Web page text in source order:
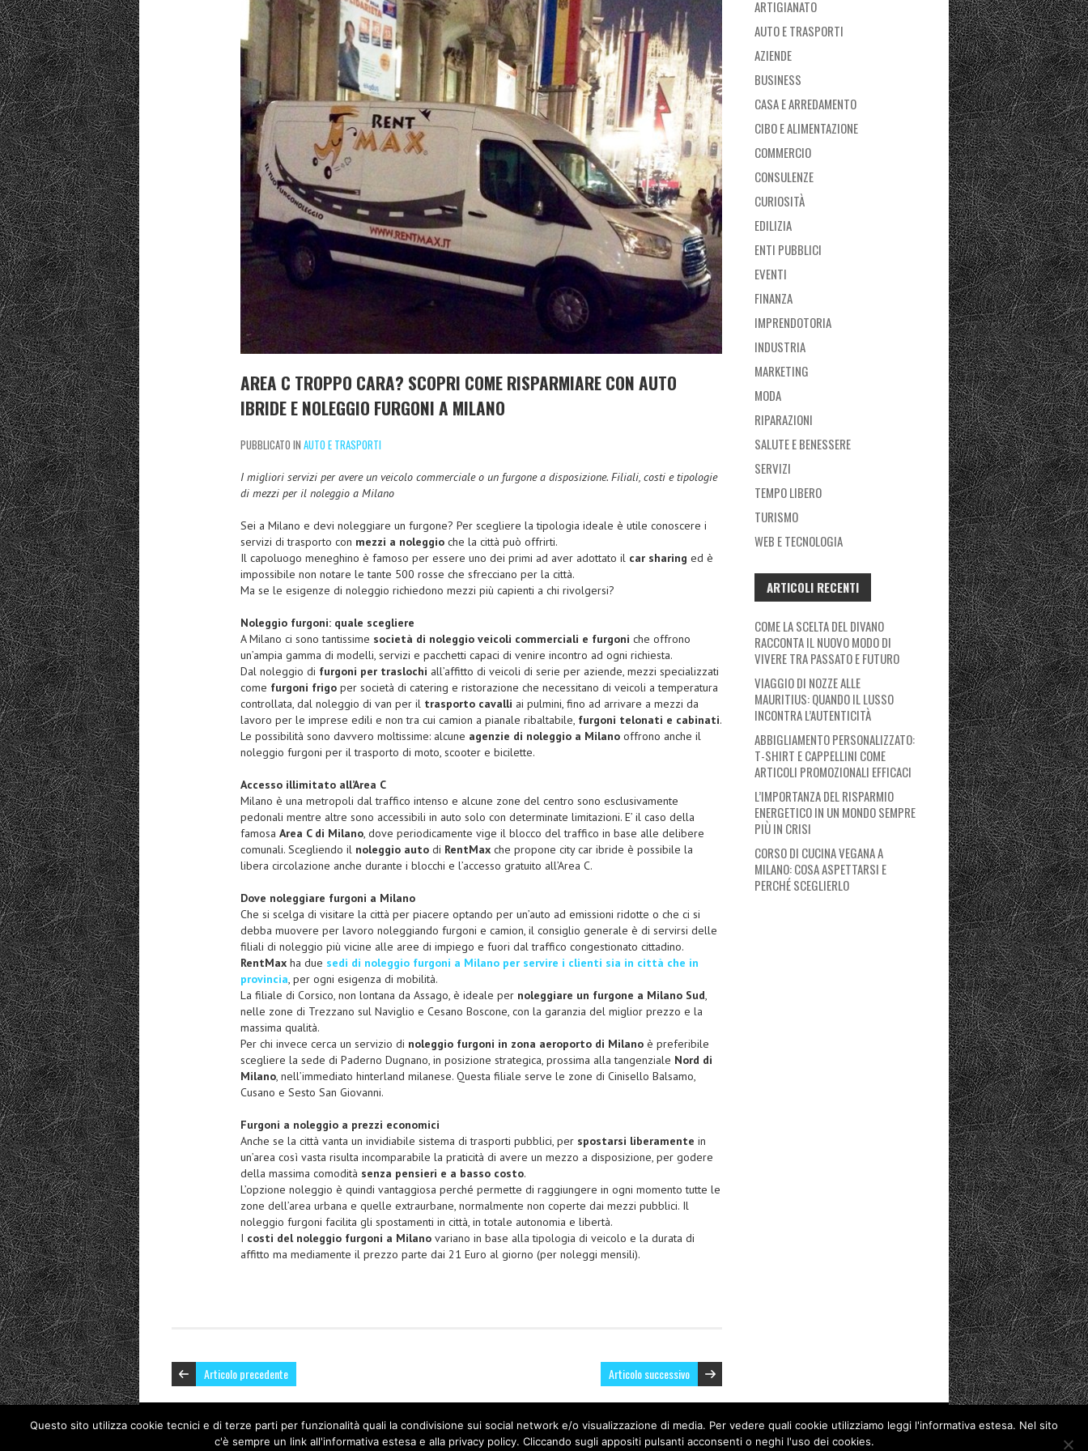
AREA C TROPPO CARA? SCOPRI COME RISPARMIARE CON AUTO
IBRIDE E NOLEGGIO FURGONI A MILANO
PUBBLICATO IN AUTO E TRASPORTI
I migliori servizi per avere un veicolo commerciale o un furgone a disposizione. Filiali, costi e tipologie
di mezzi per il noleggio a Milano
Sei a Milano e devi noleggiare un furgone? Per scegliere la tipologia ideale è utile conoscere i
servizi di trasporto con mezzi a noleggio che la città può offrirti.
Il capoluogo meneghino è famoso per essere uno dei primi ad aver adottato il car sharing ed è
impossibile non notare le tante 500 rosse che sfrecciano per la città.
Ma se le esigenze di noleggio richiedono mezzi più capienti a chi rivolgersi?
Noleggio furgoni: quale scegliere
A Milano ci sono tantissime società di noleggio veicoli commerciali e furgoni che offrono
un’ampia gamma di modelli, servizi e pacchetti capaci di venire incontro ad ogni richiesta.
Dal noleggio di furgoni per traslochi all’affitto di veicoli di serie per aziende, mezzi specializzati
come furgoni frigo per società di catering e ristorazione che necessitano di veicoli a temperatura
controllata, dal noleggio di van per il trasporto cavalli ai pulmini, fino ad arrivare a mezzi da
lavoro per le imprese edili e non tra cui camion a pianale ribaltabile, furgoni telonati e cabinati.
Le possibilità sono davvero moltissime: alcune agenzie di noleggio a Milano offrono anche il
noleggio furgoni per il trasporto di moto, scooter e bicilette.
Accesso illimitato all’Area C
Milano è una metropoli dal traffico intenso e alcune zone del centro sono esclusivamente
pedonali mentre altre sono accessibili in auto solo con determinate limitazioni. E’ il caso della
famosa Area C di Milano, dove periodicamente vige il blocco del traffico in base alle delibere
comunali. Scegliendo il noleggio auto di RentMax che propone city car ibride è possibile la
libera circolazione anche durante i blocchi e l’accesso gratuito all’Area C.
Dove noleggiare furgoni a Milano
Che si scelga di visitare la città per piacere optando per un’auto ad emissioni ridotte o che ci si
debba muovere per lavoro noleggiando furgoni e camion, il consiglio generale è di servirsi delle
filiali di noleggio più vicine alle aree di impiego e fuori dal traffico congestionato cittadino.
RentMax ha due sedi di noleggio furgoni a Milano per servire i clienti sia in città che in
provincia, per ogni esigenza di mobilità.
La filiale di Corsico, non lontana da Assago, è ideale per noleggiare un furgone a Milano Sud,
nelle zone di Trezzano sul Naviglio e Cesano Boscone, con la garanzia del miglior prezzo e la
massima qualità.
Per chi invece cerca un servizio di noleggio furgoni in zona aeroporto di Milano è preferibile
scegliere la sede di Paderno Dugnano, in posizione strategica, prossima alla tangenziale Nord di
Milano, nell’immediato hinterland milanese. Questa filiale serve le zone di Cinisello Balsamo,
Cusano e Sesto San Giovanni.
Furgoni a noleggio a prezzi economici
Anche se la città vanta un invidiabile sistema di trasporti pubblici, per spostarsi liberamente in
un’area così vasta risulta incomparabile la praticità di avere un mezzo a disposizione, per godere
della massima comodità senza pensieri e a basso costo.
L’opzione noleggio è quindi vantaggiosa perché permette di raggiungere in ogni momento tutte le
zone dell’area urbana e quelle extraurbane, normalmente non coperte dai mezzi pubblici. Il
noleggio furgoni facilita gli spostamenti in città, in totale autonomia e libertà.
I costi del noleggio furgoni a Milano variano in base alla tipologia di veicolo e la durata di
affitto ma mediamente il prezzo parte dai 21 Euro al giorno (per noleggi mensili).
Articolo precedente Articolo successivo
ARTIGIANATO
AUTO E TRASPORTI
AZIENDE
BUSINESS
CASA E ARREDAMENTO
CIBO E ALIMENTAZIONE
COMMERCIO
CONSULENZE
CURIOSITÀ
EDILIZIA
ENTI PUBBLICI
EVENTI
FINANZA
IMPRENDOTORIA
INDUSTRIA
MARKETING
MODA
RIPARAZIONI
SALUTE E BENESSERE
SERVIZI
TEMPO LIBERO
TURISMO
WEB E TECNOLOGIA
ARTICOLI RECENTI
COME LA SCELTA DEL DIVANO
RACCONTA IL NUOVO MODO DI
VIVERE TRA PASSATO E FUTURO
VIAGGIO DI NOZZE ALLE
MAURITIUS: QUANDO IL LUSSO
INCONTRA L’AUTENTICITÀ
ABBIGLIAMENTO PERSONALIZZATO:
T-SHIRT E CAPPELLINI COME
ARTICOLI PROMOZIONALI EFFICACI
L’IMPORTANZA DEL RISPARMIO
ENERGETICO IN UN MONDO SEMPRE
PIÙ IN CRISI
CORSO DI CUCINA VEGANA A
MILANO: COSA ASPETTARSI E
PERCHÉ SCEGLIERLO
Copyright © 2026 Nuovo Polo Fiera Milano. Proudly powered by Deegita. Privacy Policy Cookie Policy
Questo sito utilizza cookie tecnici e di terze parti per funzionalità quali la condivisione sui social network e/o visualizzazione di media. Per vedere quali cookie utilizziamo leggi l'informativa estesa. Nel sito
c'è sempre un link all'informativa estesa e alla privacy policy. Cliccando sugli appositi pulsanti acconsenti o neghi l'uso dei cookies.